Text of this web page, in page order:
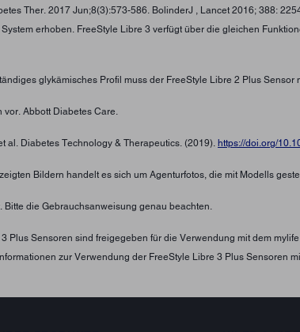
Ther. 2017 Jun;8(3):573-586. BolinderJ , Lancet 2016; 388:
System erhoben. FreeStyle Libre 3 verfügt über die gleichen
glykämisches Profil muss der FreeStyle Libre 2 Plus
vor. Abbott Diabetes Care.
al. Diabetes Technology & Therapeutics. (2019). https://doi.org/
Bildern handelt es sich um Agenturfotos, die mit Modells
Bitte die Gebrauchsanweisung genau beachten.
3 Plus Sensoren sind freigegeben für die Verwendung mit dem
zur Verwendung der FreeStyle Libre 3 Plus Sensoren